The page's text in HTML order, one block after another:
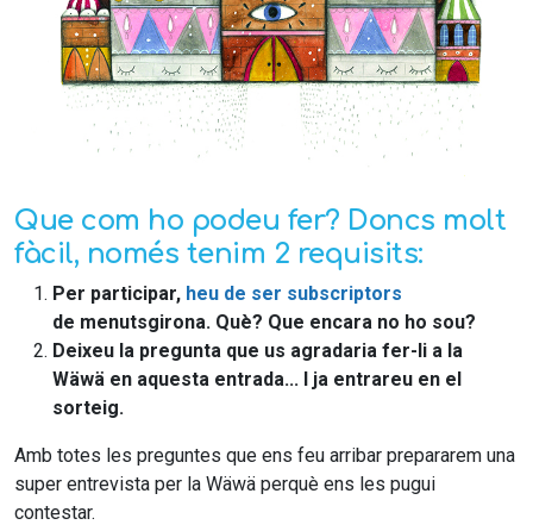
Que com ho podeu fer? Doncs molt
fàcil, només tenim 2 requisits:
Per participar, heu de ser subscriptors
de menutsgirona. Què? Que encara no ho sou?
Deixeu la pregunta que us agradaria fer-li a la
Wäwä en aquesta entrada... I ja entrareu en el
sorteig.
Amb totes les preguntes que ens feu arribar prepararem una
super entrevista per la Wäwä perquè ens les pugui
contestar.